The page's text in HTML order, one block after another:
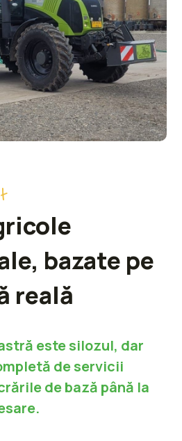
bazate pe
reală
este silozul, dar
de servicii
de bază până la